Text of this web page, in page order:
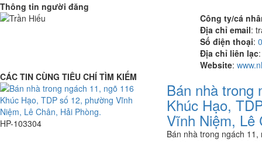
Thông tin người đăng
Công ty/cá
Địa chỉ email:
Số điện thoại:
Địa chỉ liên lạc:
Website:
CÁC TIN CÙNG TIÊU CHÍ TÌM KIẾM
HP-103304
Bán nhà trong
Khúc Hạo,
Vĩnh Niệm, Lê
Bán nhà trong ngách